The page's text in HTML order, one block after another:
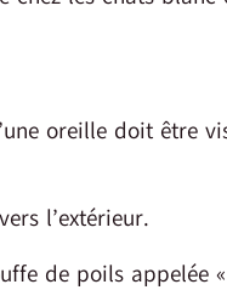
oreille doit être
l’extérieur.
de poils appelée